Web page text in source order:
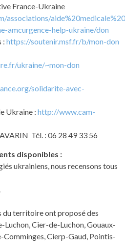
France-Ukraine
associations/
amcurgence-help-ukraine/don
: https://soutenir.msf.fr/b/mon-don
ukraine/~mon-don
solidarite-avec-
Ukraine : http://www.cam-
Tél. : 06 28 49 33 56
disponibles :
ukrainiens, nous recensons tous
du territoire ont proposé des
Cier-de-Luchon, Gouaux-
Cierp-Gaud, Pointis-